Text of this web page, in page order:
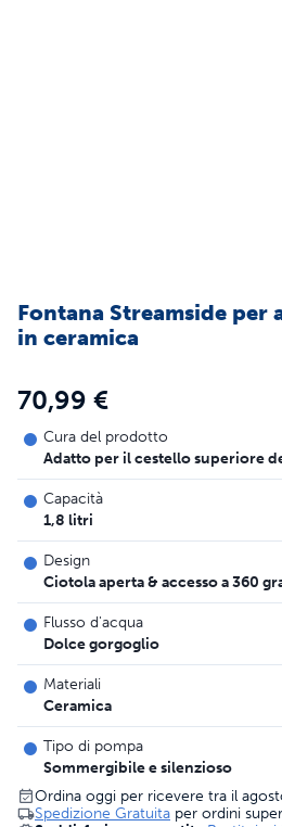
Fontana Streamside per
in ceramica
70,99 €
Cura del prodotto
Adatto per il cestello superiore
Capacità
1,8 litri
Design
Ciotola aperta & accesso a 360
Flusso d'acqua
Dolce gorgoglio
Materiali
Ceramica
Tipo di pompa
Sommergibile e silenzioso
Ordina oggi per ricevere tra il
Spedizione Gratuita per ordini